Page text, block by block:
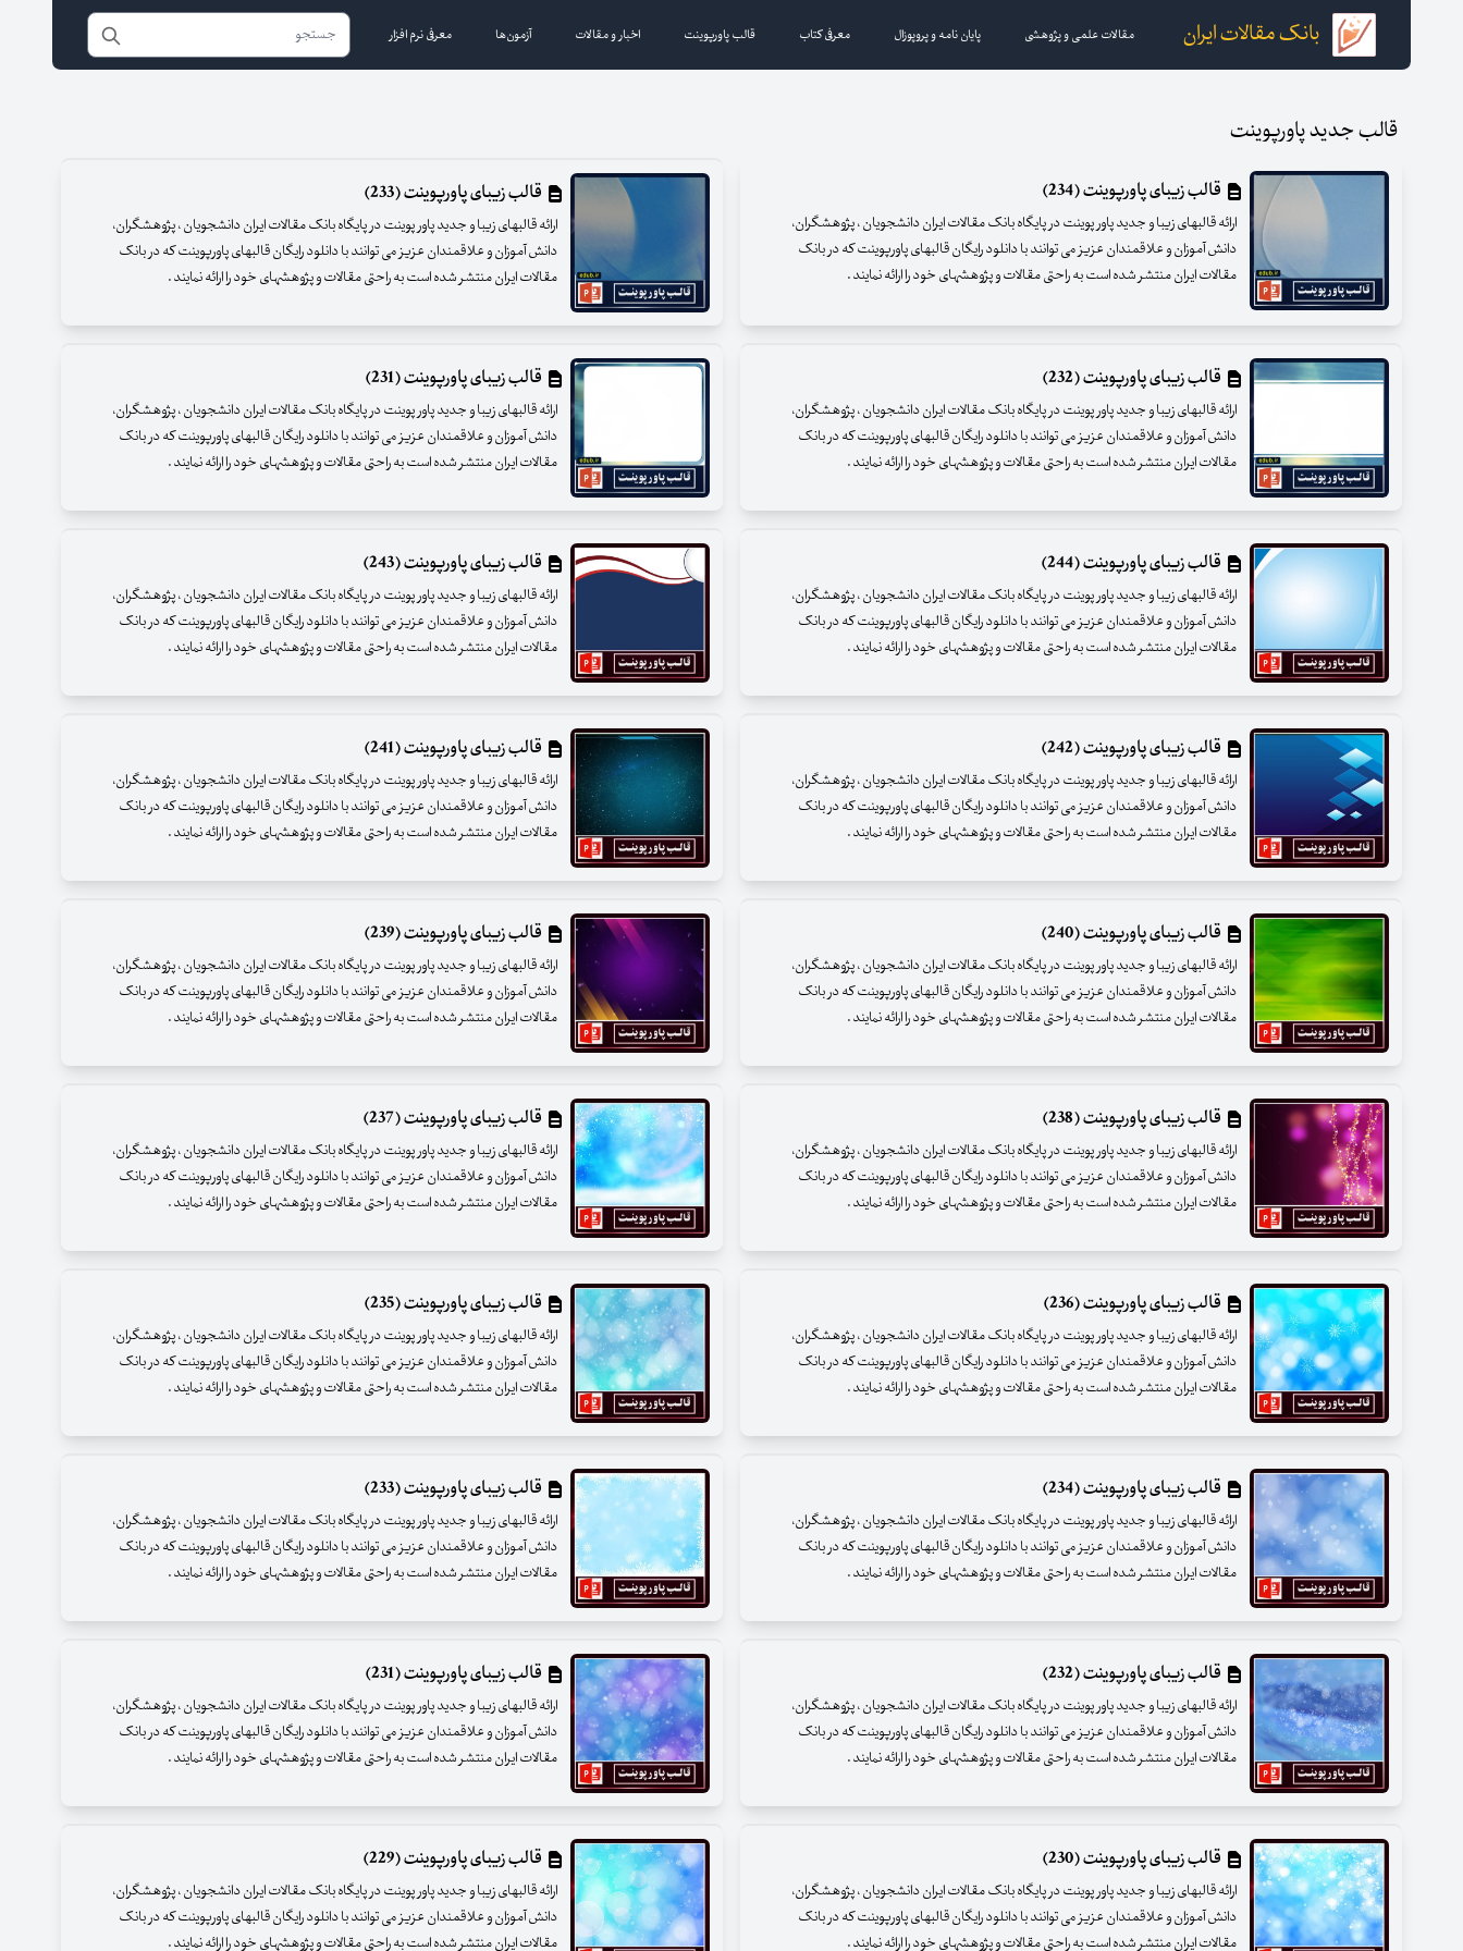
بانک مقالات ایران مقالات علمی و پژوهشی پایان نامه و پروپوزال معرفی کتاب قالب پاورپوینت اخبار و مقالات آزمون‌ها معرفی نرم افزار
قالب جدید پاورپوینت
قالب زیبای پاورپوینت (234)
ارائه قالبهای زیبا و جدید پاور پوینت در پایگاه بانک مقالات ایران دانشجویان ، پژوهشگران،
دانش آموزان و علاقمندان عزیز می توانند با دانلود رایگان قالبهای پاورپوینت که در بانک
مقالات ایران منتشر شده است به راحتی مقالات و پژوهشهای خود را ارائه نمایند .
قالب زیبای پاورپوینت (233)
ارائه قالبهای زیبا و جدید پاور پوینت در پایگاه بانک مقالات ایران دانشجویان ، پژوهشگران،
دانش آموزان و علاقمندان عزیز می توانند با دانلود رایگان قالبهای پاورپوینت که در بانک
مقالات ایران منتشر شده است به راحتی مقالات و پژوهشهای خود را ارائه نمایند .
قالب زیبای پاورپوینت (232)
ارائه قالبهای زیبا و جدید پاور پوینت در پایگاه بانک مقالات ایران دانشجویان ، پژوهشگران،
دانش آموزان و علاقمندان عزیز می توانند با دانلود رایگان قالبهای پاورپوینت که در بانک
مقالات ایران منتشر شده است به راحتی مقالات و پژوهشهای خود را ارائه نمایند .
قالب زیبای پاورپوینت (231)
ارائه قالبهای زیبا و جدید پاور پوینت در پایگاه بانک مقالات ایران دانشجویان ، پژوهشگران،
دانش آموزان و علاقمندان عزیز می توانند با دانلود رایگان قالبهای پاورپوینت که در بانک
مقالات ایران منتشر شده است به راحتی مقالات و پژوهشهای خود را ارائه نمایند .
قالب زیبای پاورپوینت (244)
ارائه قالبهای زیبا و جدید پاور پوینت در پایگاه بانک مقالات ایران دانشجویان ، پژوهشگران،
دانش آموزان و علاقمندان عزیز می توانند با دانلود رایگان قالبهای پاورپوینت که در بانک
مقالات ایران منتشر شده است به راحتی مقالات و پژوهشهای خود را ارائه نمایند .
قالب زیبای پاورپوینت (243)
ارائه قالبهای زیبا و جدید پاور پوینت در پایگاه بانک مقالات ایران دانشجویان ، پژوهشگران،
دانش آموزان و علاقمندان عزیز می توانند با دانلود رایگان قالبهای پاورپوینت که در بانک
مقالات ایران منتشر شده است به راحتی مقالات و پژوهشهای خود را ارائه نمایند .
قالب زیبای پاورپوینت (242)
ارائه قالبهای زیبا و جدید پاور پوینت در پایگاه بانک مقالات ایران دانشجویان ، پژوهشگران،
دانش آموزان و علاقمندان عزیز می توانند با دانلود رایگان قالبهای پاورپوینت که در بانک
مقالات ایران منتشر شده است به راحتی مقالات و پژوهشهای خود را ارائه نمایند .
قالب زیبای پاورپوینت (241)
ارائه قالبهای زیبا و جدید پاور پوینت در پایگاه بانک مقالات ایران دانشجویان ، پژوهشگران،
دانش آموزان و علاقمندان عزیز می توانند با دانلود رایگان قالبهای پاورپوینت که در بانک
مقالات ایران منتشر شده است به راحتی مقالات و پژوهشهای خود را ارائه نمایند .
قالب زیبای پاورپوینت (240)
ارائه قالبهای زیبا و جدید پاور پوینت در پایگاه بانک مقالات ایران دانشجویان ، پژوهشگران،
دانش آموزان و علاقمندان عزیز می توانند با دانلود رایگان قالبهای پاورپوینت که در بانک
مقالات ایران منتشر شده است به راحتی مقالات و پژوهشهای خود را ارائه نمایند .
قالب زیبای پاورپوینت (239)
ارائه قالبهای زیبا و جدید پاور پوینت در پایگاه بانک مقالات ایران دانشجویان ، پژوهشگران،
دانش آموزان و علاقمندان عزیز می توانند با دانلود رایگان قالبهای پاورپوینت که در بانک
مقالات ایران منتشر شده است به راحتی مقالات و پژوهشهای خود را ارائه نمایند .
قالب زیبای پاورپوینت (238)
ارائه قالبهای زیبا و جدید پاور پوینت در پایگاه بانک مقالات ایران دانشجویان ، پژوهشگران،
دانش آموزان و علاقمندان عزیز می توانند با دانلود رایگان قالبهای پاورپوینت که در بانک
مقالات ایران منتشر شده است به راحتی مقالات و پژوهشهای خود را ارائه نمایند .
قالب زیبای پاورپوینت (237)
ارائه قالبهای زیبا و جدید پاور پوینت در پایگاه بانک مقالات ایران دانشجویان ، پژوهشگران،
دانش آموزان و علاقمندان عزیز می توانند با دانلود رایگان قالبهای پاورپوینت که در بانک
مقالات ایران منتشر شده است به راحتی مقالات و پژوهشهای خود را ارائه نمایند .
قالب زیبای پاورپوینت (236)
ارائه قالبهای زیبا و جدید پاور پوینت در پایگاه بانک مقالات ایران دانشجویان ، پژوهشگران،
دانش آموزان و علاقمندان عزیز می توانند با دانلود رایگان قالبهای پاورپوینت که در بانک
مقالات ایران منتشر شده است به راحتی مقالات و پژوهشهای خود را ارائه نمایند .
قالب زیبای پاورپوینت (235)
ارائه قالبهای زیبا و جدید پاور پوینت در پایگاه بانک مقالات ایران دانشجویان ، پژوهشگران،
دانش آموزان و علاقمندان عزیز می توانند با دانلود رایگان قالبهای پاورپوینت که در بانک
مقالات ایران منتشر شده است به راحتی مقالات و پژوهشهای خود را ارائه نمایند .
قالب زیبای پاورپوینت (234)
ارائه قالبهای زیبا و جدید پاور پوینت در پایگاه بانک مقالات ایران دانشجویان ، پژوهشگران،
دانش آموزان و علاقمندان عزیز می توانند با دانلود رایگان قالبهای پاورپوینت که در بانک
مقالات ایران منتشر شده است به راحتی مقالات و پژوهشهای خود را ارائه نمایند .
قالب زیبای پاورپوینت (233)
ارائه قالبهای زیبا و جدید پاور پوینت در پایگاه بانک مقالات ایران دانشجویان ، پژوهشگران،
دانش آموزان و علاقمندان عزیز می توانند با دانلود رایگان قالبهای پاورپوینت که در بانک
مقالات ایران منتشر شده است به راحتی مقالات و پژوهشهای خود را ارائه نمایند .
قالب زیبای پاورپوینت (232)
ارائه قالبهای زیبا و جدید پاور پوینت در پایگاه بانک مقالات ایران دانشجویان ، پژوهشگران،
دانش آموزان و علاقمندان عزیز می توانند با دانلود رایگان قالبهای پاورپوینت که در بانک
مقالات ایران منتشر شده است به راحتی مقالات و پژوهشهای خود را ارائه نمایند .
قالب زیبای پاورپوینت (231)
ارائه قالبهای زیبا و جدید پاور پوینت در پایگاه بانک مقالات ایران دانشجویان ، پژوهشگران،
دانش آموزان و علاقمندان عزیز می توانند با دانلود رایگان قالبهای پاورپوینت که در بانک
مقالات ایران منتشر شده است به راحتی مقالات و پژوهشهای خود را ارائه نمایند .
قالب زیبای پاورپوینت (230)
ارائه قالبهای زیبا و جدید پاور پوینت در پایگاه بانک مقالات ایران دانشجویان ، پژوهشگران،
دانش آموزان و علاقمندان عزیز می توانند با دانلود رایگان قالبهای پاورپوینت که در بانک
مقالات ایران منتشر شده است به راحتی مقالات و پژوهشهای خود را ارائه نمایند .
قالب زیبای پاورپوینت (229)
ارائه قالبهای زیبا و جدید پاور پوینت در پایگاه بانک مقالات ایران دانشجویان ، پژوهشگران،
دانش آموزان و علاقمندان عزیز می توانند با دانلود رایگان قالبهای پاورپوینت که در بانک
مقالات ایران منتشر شده است به راحتی مقالات و پژوهشهای خود را ارائه نمایند .